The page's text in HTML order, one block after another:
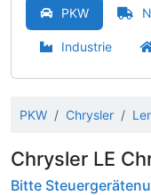
PKW
Industrie
PKW Chrysler
Chrysler LE
Bitte